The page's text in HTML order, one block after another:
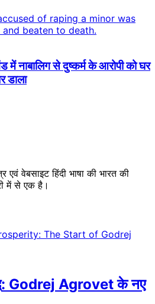
से दुष्कर्म के आरोपी को घर
डाला
वेबसाइट हिंदी भाषा की भारत की
में से एक है।
Godrej Agrovet के नए